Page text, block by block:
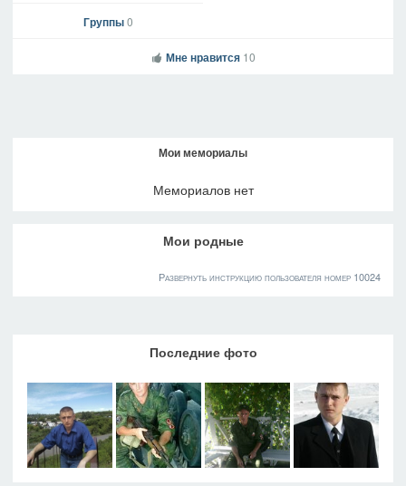
Группы0
Мне нравится 10
Мои мемориалы
Мемориалов нет
Мои родные
Развернуть инструкцию пользователя номер 10024
Последние фото